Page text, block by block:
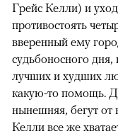
Грейс Келли) и
противостоять
вверенный ему
судьбоносного
лучших и худших
какую-то помощь.
нынешняя, бегут от
Келли все же